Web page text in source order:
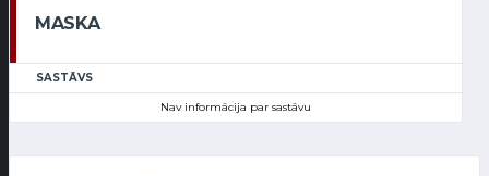
MASKA
SASTĀVS
Nav informācija par sastāvu